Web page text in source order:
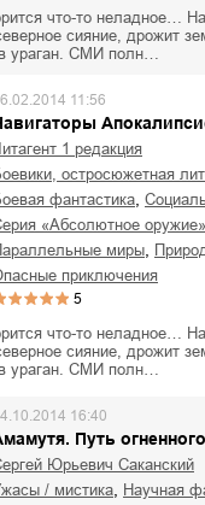
что-то неладное…
сияние, дрожит
ураган. СМИ полн…
11:56
Литагент 1 редакция
боевики, остросюжетная
боевая фантастика
серия «Абсолютное оружие»
параллельные миры
опасные приключения
5
что-то неладное…
сияние, дрожит
ураган. СМИ полн…
Путь
16:40
Сергей Юрьевич Саканский
ужасы / мистика
научная